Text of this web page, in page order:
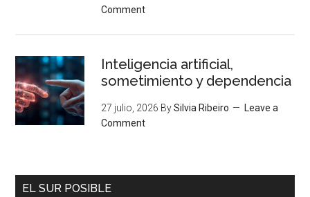
Comment
Inteligencia artificial,
sometimiento y dependencia
27 julio, 2026 BySilvia Ribeiro
Leave a
Comment
EL SUR POSIBLE